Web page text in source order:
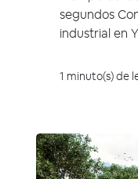
segundos
industrial en
1 minuto(s) de